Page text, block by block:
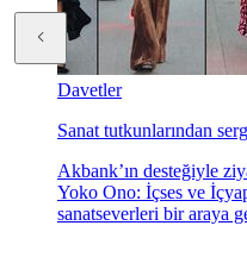
Davetler
Sanat tutkunlarından
Akbank’ın desteğiyle
Yoko Ono: İçses ve
sanatseverleri bir araya